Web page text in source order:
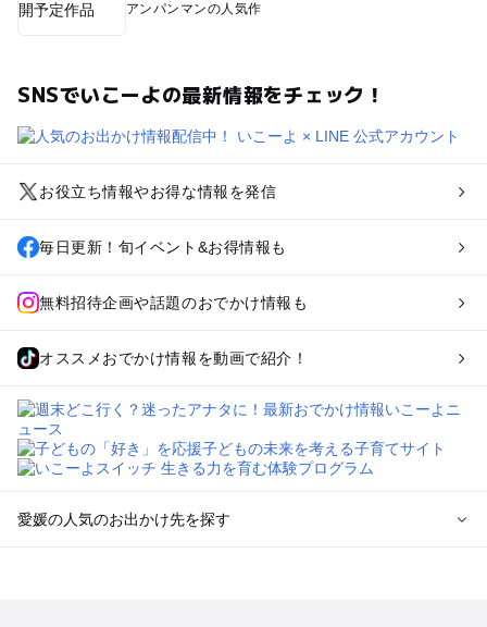
アンパンマンの人気作
SNSでいこーよの最新情報をチェック！
お役立ち情報やお得な情報を発信
毎日更新！旬イベント&お得情報も
無料招待企画や話題のおでかけ情報も
オススメおでかけ情報を動画で紹介！
愛媛の人気のお出かけ先を探す